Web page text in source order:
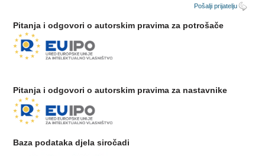
Pošalji prijatelju
Pitanja i odgovori o autorskim pravima za potrošače
Pitanja i odgovori o autorskim pravima za nastavnike
Baza podataka djela siročadi